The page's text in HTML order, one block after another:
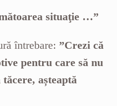
situaţie …”
întrebare: ”Crezi că
pentru care să nu
așteaptă